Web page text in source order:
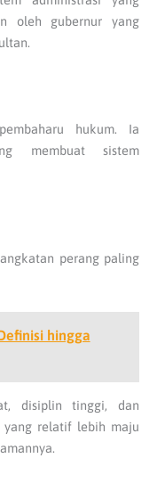
oleh gubernur yang
hukum. Ia
membuat sistem
perang paling
hingga
disiplin tinggi, dan
yang relatif lebih maju